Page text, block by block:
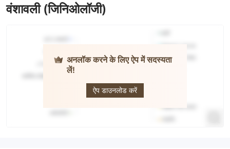
वंशावली (जिनिओलॉजी)
अनलॉक करने के लिए ऐप में सदस्यता
लें!
ऐप डाउनलोड करें
Markets